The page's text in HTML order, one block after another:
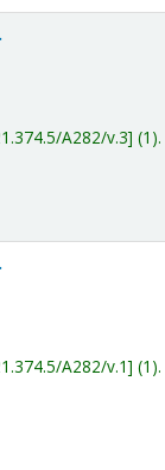
A282/v.3 (1).
A282/v.1 (1).